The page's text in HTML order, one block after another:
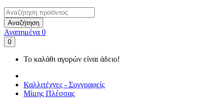
Αναζήτηση
Αγαπημένα 0
0
Το καλάθι αγορών είναι άδειο!
Καλλιτέχνες - Συγγραφείς
Μίμης Πλέσσας